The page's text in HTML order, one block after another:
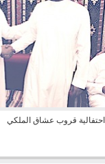
احتفالية قروب عشاق الملكي